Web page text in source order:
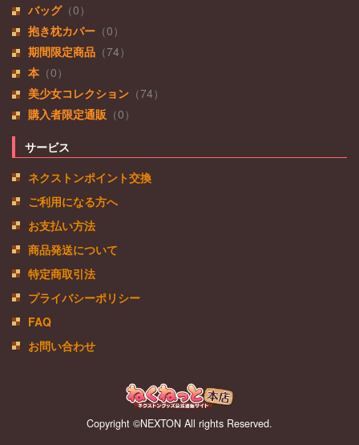
バッグ（0）
抱き枕カバー （0）
期間限定商品 （74）
本 （0）
美少女コレクション （74）
購入者限定通販 （0）
サービス
ネクストンポイント交換
ご利用になる方へ
お支払い方法
商品発送について
特定商取引法
プライバシーポリシー
FAQ
お問い合わせ
Copyright ©NEXTON All rights Reserved.